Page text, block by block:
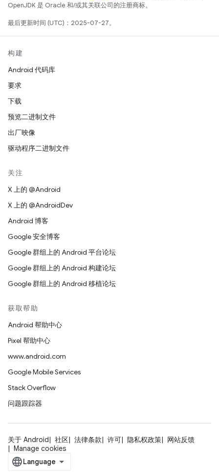
OpenJDK 是 Oracle 和/或其关联公司的注册商标。
最后更新时间 (UTC)：2025-07-27。
构建
Android 代码库
要求
下载
预览二进制文件
出厂映像
驱动程序二进制文件
关注
X 上的 @Android
X 上的 @AndroidDev
Android 博客
Google 安全博客
Google 群组上的 Android 平台论坛
Google 群组上的 Android 构建论坛
Google 群组上的 Android 移植论坛
获取帮助
Android 帮助中心
Pixel 帮助中心
www.android.com
Google Mobile Services
Stack Overflow
问题跟踪器
关于 Android 社区 法律条款 许可 隐私权政策
网站反馈
Manage cookies